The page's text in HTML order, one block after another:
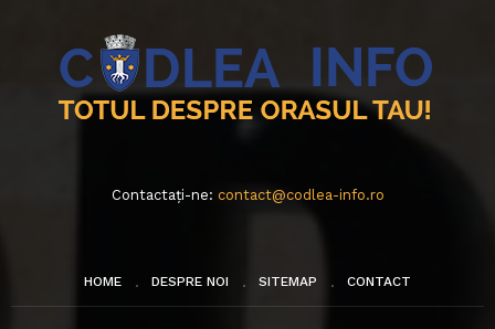
Contactați-ne: contact@codlea-info.ro
HOME DESPRE NOI SITEMAP CONTACT